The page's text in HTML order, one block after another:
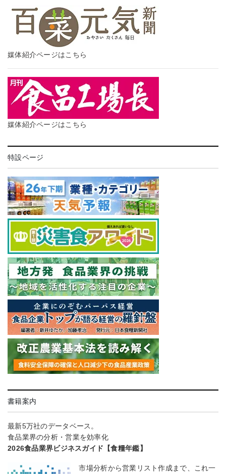
媒体紹介ページはこちら
媒体紹介ページはこちら
特設ページ
書籍案内
最新5万社のデータベース。
食品業界の分析・営業を効率化
2026食品業界ビジネスガイド【食糧年鑑】
市場分析から営業リスト作成まで、これ一